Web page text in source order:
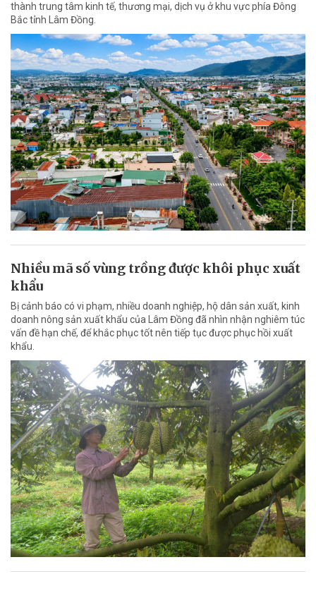
thành trung tâm kinh tế, thương mại, dịch vụ ở khu vực phía Đông
Bắc tỉnh Lâm Đồng.
Nhiều mã số vùng trồng được khôi phục xuất
khẩu
Bị cảnh báo có vi phạm, nhiều doanh nghiệp, hộ dân sản xuất, kinh
doanh nông sản xuất khẩu của Lâm Đồng đã nhìn nhận nghiêm túc
vấn đề hạn chế, để khắc phục tốt nên tiếp tục được phục hồi xuất
khẩu.